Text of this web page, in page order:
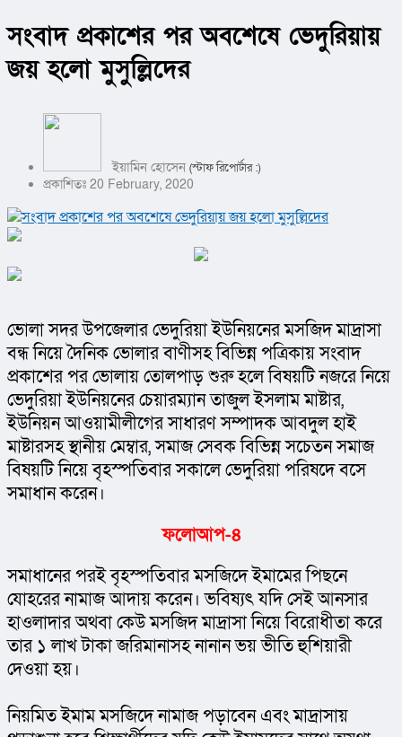
সংবাদ প্রকাশের পর অবশেষে ভেদুরিয়ায়
জয় হলো মুসুল্লিদের
ইয়ামিন হোসেন (স্টাফ রিপোর্টার :)
প্রকাশিতঃ 20 February, 2020
ভোলা সদর উপজেলার ভেদুরিয়া ইউনিয়নের মসজিদ মাদ্রাসা
বন্ধ নিয়ে দৈনিক ভোলার বাণীসহ বিভিন্ন পত্রিকায় সংবাদ
প্রকাশের পর ভোলায় তোলপাড় শুরু হলে বিষয়টি নজরে নিয়ে
ভেদুরিয়া ইউনিয়নের চেয়ারম্যান তাজুল ইসলাম মাষ্টার,
ইউনিয়ন আওয়ামীলীগের সাধারণ সম্পাদক আবদুল হাই
মাষ্টারসহ স্থানীয় মেম্বার, সমাজ সেবক বিভিন্ন সচেতন সমাজ
বিষয়টি নিয়ে বৃহস্পতিবার সকালে ভেদুরিয়া পরিষদে বসে
সমাধান করেন।
ফলোআপ-৪
সমাধানের পরই বৃহস্পতিবার মসজিদে ইমামের পিছনে
যোহরের নামাজ আদায় করেন। ভবিষ্যৎ যদি সেই আনসার
হাওলাদার অথবা কেউ মসজিদ মাদ্রাসা নিয়ে বিরোধীতা করে
তার ১ লাখ টাকা জরিমানাসহ নানান ভয় ভীতি হুশিয়ারী
দেওয়া হয়।
নিয়মিত ইমাম মসজিদে নামাজ পড়াবেন এবং মাদ্রাসায়